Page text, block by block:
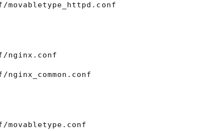
movabletype_httpd.conf
nginx.conf
movabletype.conf